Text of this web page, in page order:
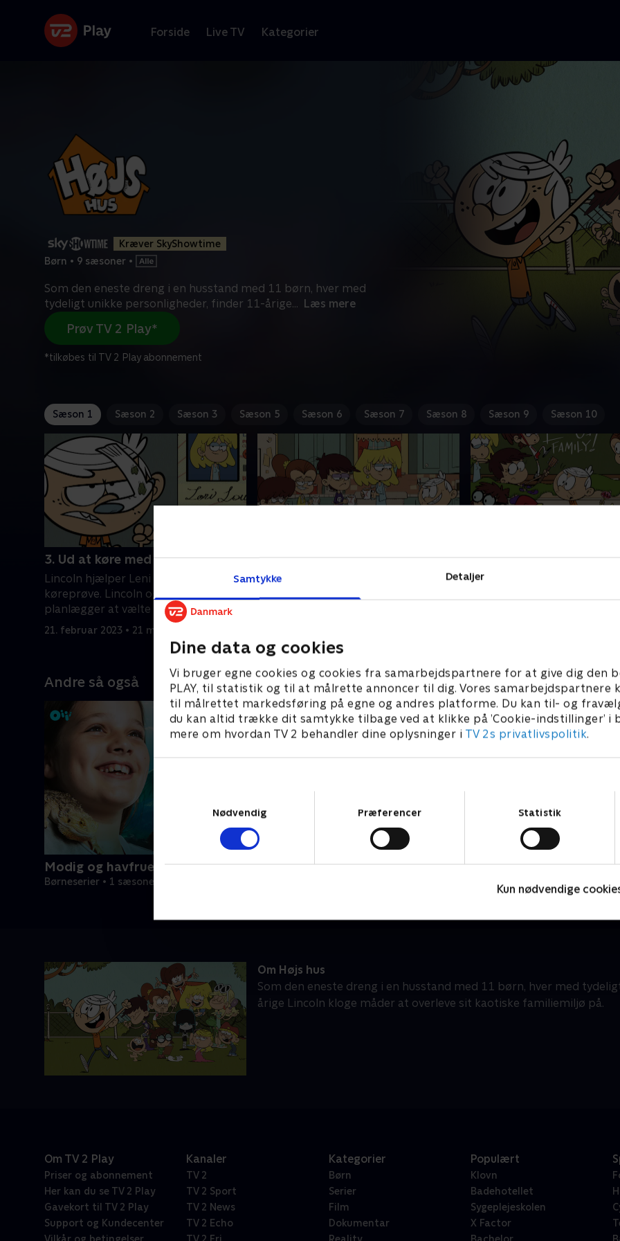
Samtykke Detaljer
Dine data og cookies
Vi bruger egne cookies og cookies fra samarbejdspartnere for at give dig den
PLAY, til statistik og til at målrette annoncer til dig. Vores samarbejdspartnere
til målrettet markedsføring på egne og andres platforme. Du kan til- og
du kan altid trække dit samtykke tilbage ved at klikke på ’Cookie-indstillinger’ i
mere om hvordan TV 2 behandler dine oplysninger i TV 2s privatlivspolitik.
Nødvendig
Præferencer Statistik
Kun nødvendige
Forside Live TV Kategorier
Kræver SkyShowtime
Børn • 9 sæsoner •
Som den eneste dreng i en husstand med 11 børn, hver med
tydeligt unikke personligheder, finder 11-årige... Læs mere
Prøv TV 2 Play*
*tilkøbes til TV 2 Play abonnement
Sæson 1 Sæson 2 Sæson 3 Sæson 5 Sæson 6 Sæson 7 Sæson 8 Sæson 9 Sæson 10
3. Ud at køre med de skøre
Lincoln hjælper Leni med at bestå sin
køreprøve. Lincoln og hans søstre
planlægger at vælte Lori.
21. februar 2023 • 21 min
4. Den gode plads
Lincoln vil have det bedste sæde i
bilen. Lincoln forsøger at forlade
Lincoln er nødt til at
Andre så også
Modig og havfruen
Børneserier • 1 sæsoner
Om Højs hus
Som den eneste dreng i en husstand med 11 børn, hver med
årige Lincoln kloge måder at overleve sit kaotiske familiemiljø på.
Om TV 2 Play
Priser og abonnement
Her kan du se TV 2 Play
Gavekort til TV 2 Play
Support og Kundecenter
Kanaler
TV 2
TV 2 Sport
TV 2 News
TV 2 Echo
Kategorier
Børn
Serier
Film
Dokumentar
Populært
Klovn
Badehotellet
Sygeplejeskolen
X Factor